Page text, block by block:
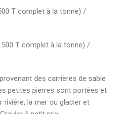
T complet à la tonne) /
T complet à la tonne) /
des carrières de sable
petites pierres sont portées et
riviére, la mer ou glacier et